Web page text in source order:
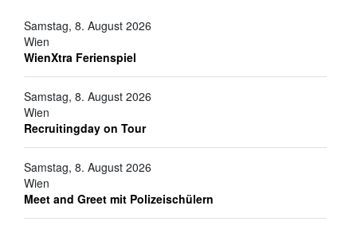
Samstag, 8. August 2026
Wien
WienXtra Ferienspiel
Samstag, 8. August 2026
Wien
Recruitingday on Tour
Samstag, 8. August 2026
Wien
Meet and Greet mit Polizeischülern